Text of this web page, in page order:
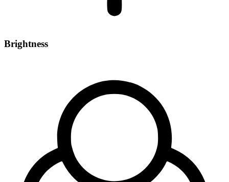
Brightness